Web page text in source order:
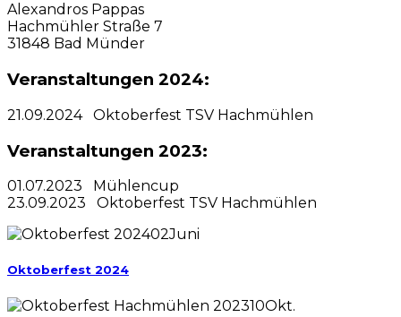
Alexandros Pappas
Hachmühler Straße 7
31848 Bad Münder
Veranstaltungen 2024:
21.09.2024 Oktoberfest TSV Hachmühlen
Veranstaltungen 2023:
01.07.2023 Mühlencup
23.09.2023 Oktoberfest TSV Hachmühlen
02Juni
Oktoberfest 2024
10Okt.